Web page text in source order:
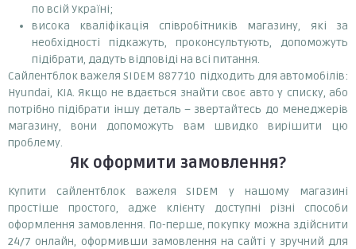
по всій Україні;
висока кваліфікація співробітників магазину, які за
необхідності підкажуть, проконсультують, допоможуть
підібрати, дадуть відповіді на всі питання.
Сайлентблок важеля SIDEM 887710 підходить для автомобілів:
Hyundai, KIA. Якщо не вдається знайти своє авто у списку, або
потрібно підібрати іншу деталь – звертайтесь до менеджерів
магазину, вони допоможуть вам швидко вирішити цю
проблему.
Як оформити замовлення?
Купити сайлентблок важеля SIDEM у нашому магазині
простіше простого, адже клієнту доступні різні способи
оформлення замовлення. По-перше, покупку можна здійснити
24/7 онлайн, оформивши замовлення на сайті у зручний для